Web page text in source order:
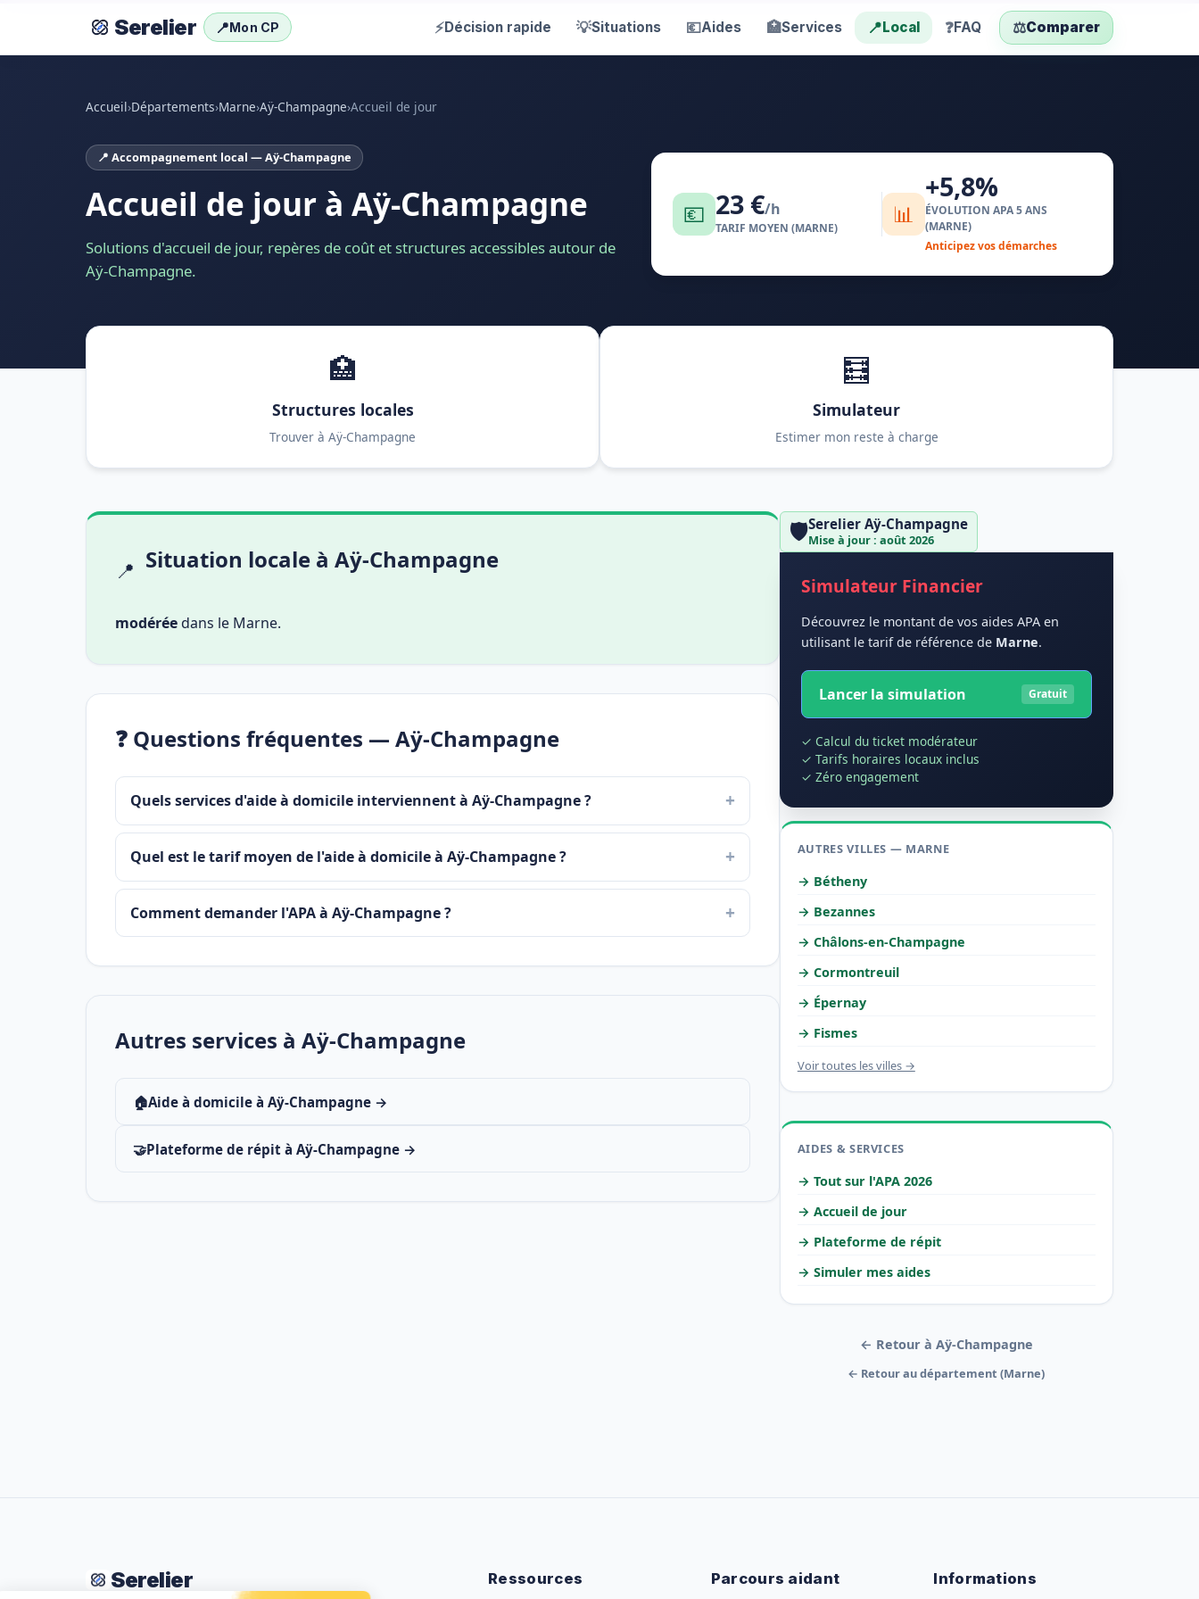
Serelier 📍Mon CP ⚡Décision rapide 💡Situations 💶Aides 🏥Services 📍Local ❓FAQ ⚖️Comparer
Accueil›Départements›Marne›Aÿ-Champagne›Accueil de jour
📍 Accompagnement local — Aÿ-Champagne
Accueil de jour à Aÿ-Champagne
Solutions d'accueil de jour, repères de coût et structures accessibles autour de
Aÿ-Champagne.
💶 23 €/h
TARIF MOYEN (MARNE) 📊
+5,8%
ÉVOLUTION APA 5 ANS
(MARNE)
Anticipez vos démarches
🏥
Structures locales
Trouver à Aÿ-Champagne
🧮
Simulateur
Estimer mon reste à charge
📍 Situation locale à Aÿ-Champagne
modéréedans le Marne.
❓ Questions fréquentes — Aÿ-Champagne
Quels services d'aide à domicile interviennent à Aÿ-Champagne ?
Quel est le tarif moyen de l'aide à domicile à Aÿ-Champagne ?
Comment demander l'APA à Aÿ-Champagne ?
Autres services à Aÿ-Champagne
🏠Aide à domicile à Aÿ-Champagne →
🤝Plateforme de répit à Aÿ-Champagne →
🛡️Serelier Aÿ-Champagne
Mise à jour : août 2026
Simulateur Financier
Découvrez le montant de vos aides APA en
utilisant le tarif de référence de Marne.
Lancer la simulation Gratuit
✓ Calcul du ticket modérateur
✓ Tarifs horaires locaux inclus
✓ Zéro engagement
AUTRES VILLES — MARNE
→ Bétheny
→ Bezannes
→ Châlons-en-Champagne
→ Cormontreuil
→ Épernay
→ Fismes
Voir toutes les villes →
AIDES & SERVICES
→ Tout sur l'APA 2026
→ Accueil de jour
→ Plateforme de répit
→ Simuler mes aides
← Retour à Aÿ-Champagne
← Retour au département (Marne)
Serelier Ressources Parcours aidant Informations